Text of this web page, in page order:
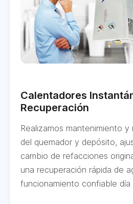
Calentadores
Recuperación
Realizamos mantenimiento y
del quemador y depósito,
cambio de refacciones
una recuperación rápida de
funcionamiento confiable día